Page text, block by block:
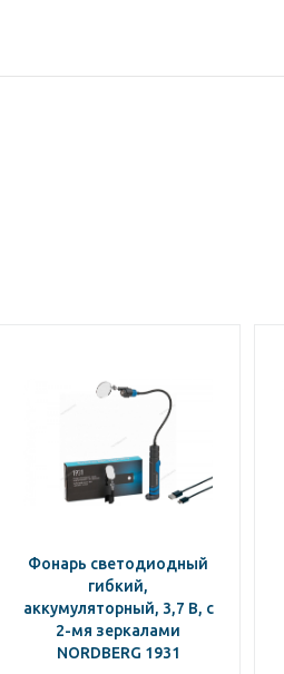
Фонарь светодиодный
гибкий,
аккумуляторный, 3,7 В, с
2-мя зеркалами
NORDBERG 1931